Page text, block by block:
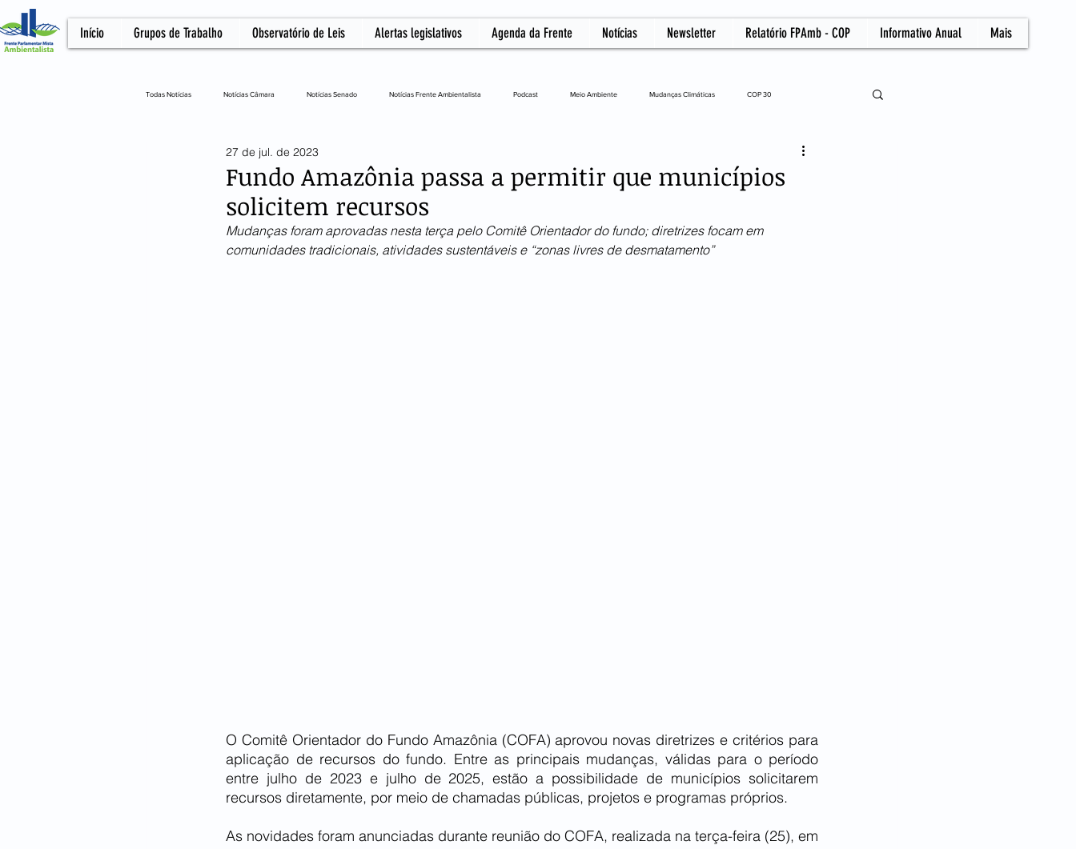
Início Grupos de Trabalho Observatório de Leis Alertas legislativos Agenda da Frente Notícias Newsletter Relatório FPAmb - COP Informativo Anual Mais
Todas Notícias Notícias Câmara Notícias Senado Notícias Frente Ambientalista Podcast Meio Ambiente Mudanças Climáticas COP 30
Notícias Câmara Artigo NOTA OFICIAL
Fundo Amazônia passa a permitir que municípios
solicitem recursos
27 de jul. de 2023
Mudanças foram aprovadas nesta terça pelo Comitê Orientador do fundo; diretrizes focam em
comunidades tradicionais, atividades sustentáveis e “zonas livres de desmatamento”
O Comitê Orientador do Fundo Amazônia (COFA) aprovou novas diretrizes e critérios para
aplicação de recursos do fundo. Entre as principais mudanças, válidas para o período
entre julho de 2023 e julho de 2025, estão a possibilidade de municípios solicitarem
recursos diretamente, por meio de chamadas públicas, projetos e programas próprios.
As novidades foram anunciadas durante reunião do COFA, realizada na terça-feira (25), em